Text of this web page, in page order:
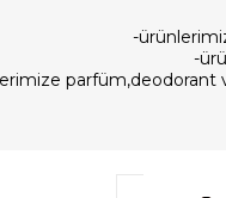
-
-
parfüm,deodorant